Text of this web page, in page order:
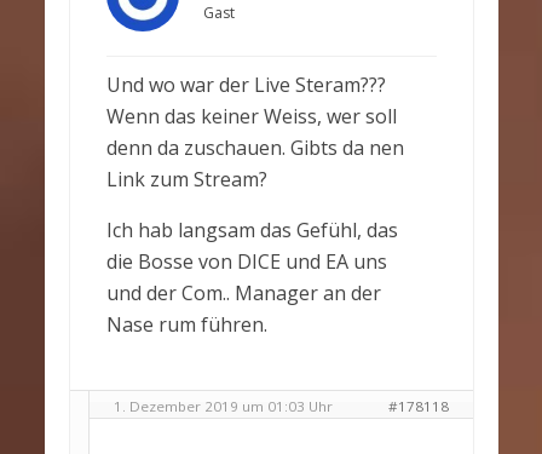
Gast
Und wo war der Live Steram???
Wenn das keiner Weiss, wer soll
denn da zuschauen. Gibts da nen
Link zum Stream?
Ich hab langsam das Gefühl, das
die Bosse von DICE und EA uns
und der Com.. Manager an der
Nase rum führen.
1. Dezember 2019 um 01:03 Uhr #178118